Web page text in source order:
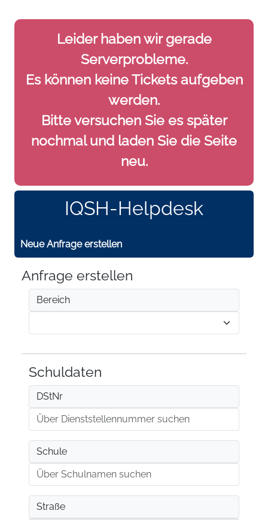
Leider haben wir gerade
Serverprobleme.
Es können keine Tickets aufgeben
werden.
Bitte versuchen Sie es später
nochmal und laden Sie die Seite
neu.
IQSH-Helpdesk
Neue Anfrage erstellen
Anfrage erstellen
Bereich
Schuldaten
DStNr
Schule
Straße